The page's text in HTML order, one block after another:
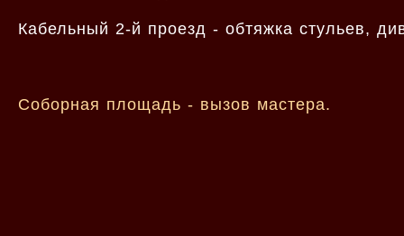
Кабельный 2-й проезд - обтяжка стульев,
Соборная площадь - вызов мастера.